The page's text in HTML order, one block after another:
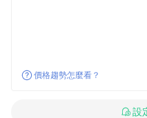
價格趨勢怎麼看？
設